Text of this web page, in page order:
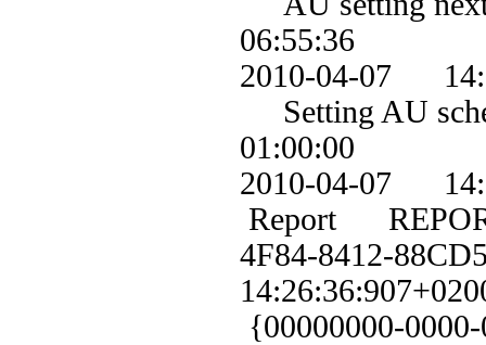
06:55:36
2010-04-07
Setting AU
01:00:00
2010-04-07
Report
4F84-8412-
{00000000-